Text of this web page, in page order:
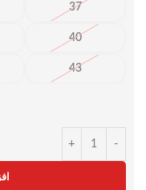
37
40
43
-
+